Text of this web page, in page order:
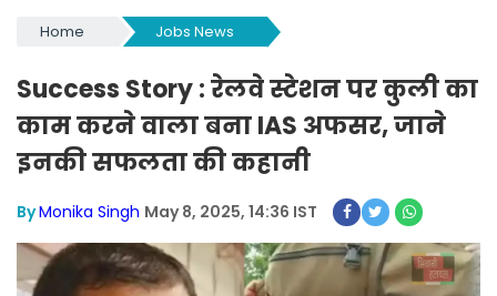
Home Jobs News
Success Story : रेलवे स्टेशन पर कुली का
काम करने वाला बना IAS अफसर, जाने
इनकी सफलता की कहानी
ByMonika Singh May 8, 2025, 14:36 IST